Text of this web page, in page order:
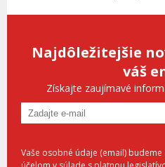
Najdôležitejšie
váš
Získajte zaujímavé
Vaše osobné údaje (email)